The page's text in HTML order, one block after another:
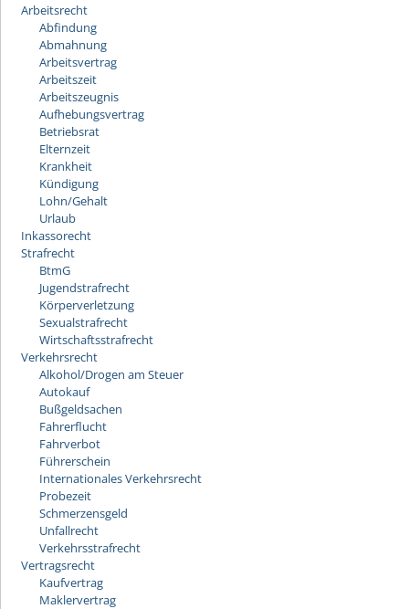
Arbeitsrecht
Abfindung
Abmahnung
Arbeitsvertrag
Arbeitszeit
Arbeitszeugnis
Aufhebungsvertrag
Betriebsrat
Elternzeit
Krankheit
Kündigung
Lohn/Gehalt
Urlaub
Inkassorecht
Strafrecht
BtmG
Jugendstrafrecht
Körperverletzung
Sexualstrafrecht
Wirtschaftsstrafrecht
Verkehrsrecht
Alkohol/Drogen am Steuer
Autokauf
Bußgeldsachen
Fahrerflucht
Fahrverbot
Führerschein
Internationales Verkehrsrecht
Probezeit
Schmerzensgeld
Unfallrecht
Verkehrsstrafrecht
Vertragsrecht
Kaufvertrag
Maklervertrag